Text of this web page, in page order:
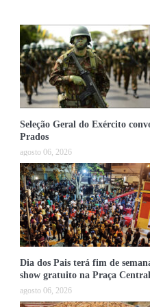
Seleção Geral do Exército
Prados
agosto 06, 2026
Dia dos Pais terá fim de
show gratuito na Praça
agosto 06, 2026